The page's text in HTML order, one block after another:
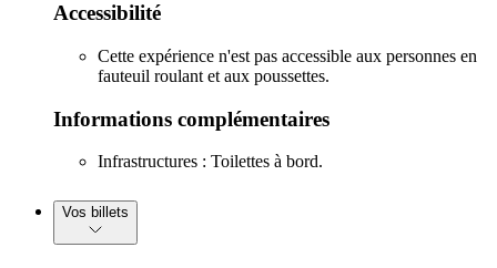
Accessibilité
Cette expérience n'est pas accessible aux personnes en
fauteuil roulant et aux poussettes.
Informations complémentaires
Infrastructures : Toilettes à bord.
Vos billets